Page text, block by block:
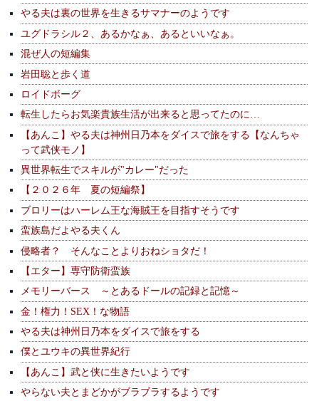
やる夫は裏の世界を生きるサマナーのようです
ユグドラシル２、あるかなぁ、あるといいなぁ。
混ぜ人の短編集
岩田聡と歩く道
ロイドボーグ
転生したらお気楽貴族生活が出来ると思ってたのに…
【あんこ】やる夫は神州日乃本をダイスで旅をする【なんちゃ
って武侠モノ】
異世界転生でスキルが"カレー"だった
【２０２６年 夏の短編祭】
ブロリーはハーレム王な海賊王を目指すそうです
蛮族島だよやる夫くん
侵略者？ そんなことよりおねショタだ！
【エター】専守防衛蛮族
メモリーバース ～とあるドールの記録と記憶～
金！権力！SEX！な物語
やる夫は神州日乃本をダイスで旅をする
僕とユウキの異世界紀行
【あんこ】武と侠に生きたいようです
やらない夫とまどかがブラブラするようです